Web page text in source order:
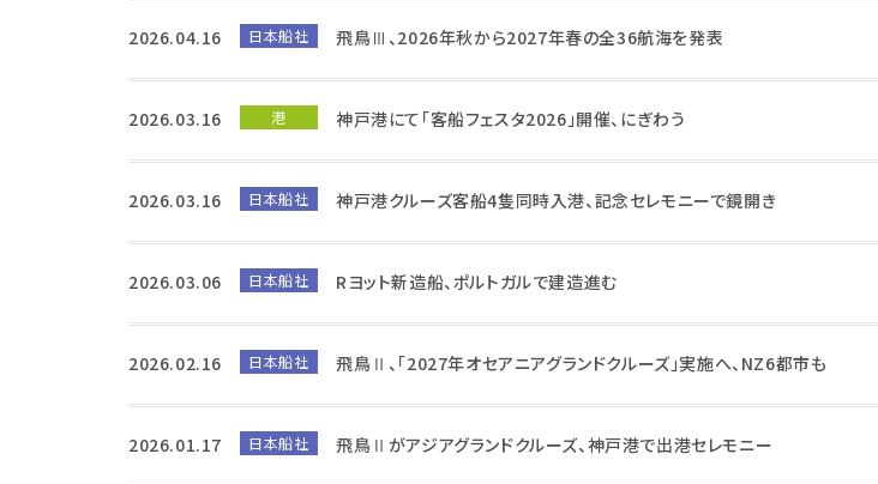
2026.04.16 日本船社 飛鳥Ⅲ、2026年秋から2027年春の全36航海を発表
2026.03.16 港 神戸港にて「客船フェスタ2026」開催、にぎわう
2026.03.16 日本船社 神戸港クルーズ客船4隻同時入港、記念セレモニーで鏡開き
2026.03.06 日本船社 Rヨット新造船、ポルトガルで建造進む
2026.02.16 日本船社 飛鳥Ⅱ、「2027年オセアニアグランドクルーズ」実施へ、NZ6都市も
2026.01.17 日本船社 飛鳥Ⅱがアジアグランドクルーズ、神戸港で出港セレモニー